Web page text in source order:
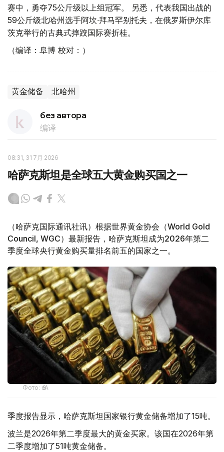
赛中，勇夺75公斤级以上组冠军。 另悉，代表我国出战的
59公斤级北哈州选手阿坎∙拜马罕别托夫，在俄罗斯伊尔库
茨克举行的古典式摔跤国际赛折桂。
（编译：阜博 校对：）
黄金储备 北哈州
без автора
编译
08:31, 31 7月 2026
哈萨克斯坦是全球五大黄金购买国之一
（哈萨克国际通讯社讯）根据世界黄金协会（World Gold
Council, WGC）最新报告，哈萨克斯坦成为2026年第二
季度全球央行黄金购买量排名前五的国家之一。
Фото: ӨзА
季度报告显示，哈萨克斯坦国家银行黄金储备增加了15吨。
波兰是2026年第二季度最大的黄金买家。该国在2026年第
二季度增加了51吨黄金储备。